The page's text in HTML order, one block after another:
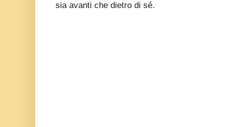
sia avanti che dietro di sé.